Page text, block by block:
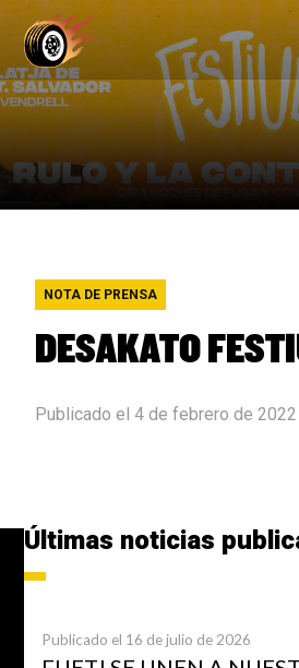
NOTA DE PRENSA
DESAKATO
Publicado el 4 de febrero de 2022
Últimas noticias
Publicado el 16 de julio de 2026